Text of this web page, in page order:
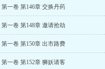
第一卷 第146章 交换丹药
第一卷 第148章 邀请抢劫
第一卷 第150章 出市路费
第一卷 第152章 狮妖请客